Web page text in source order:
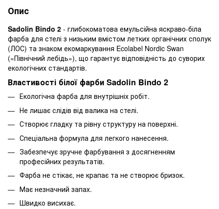
Опис
Sadolin Bindo 2 - глибокоматова емульсійна яскраво-біла
фарба для стелі з низьким вмістом летких органічних сполук
(ЛОС) та знаком екомаркування Ecolabel Nordic Swan
(«Північний лебідь»), що гарантує відповідність до суворих
екологічних стандартів.
Властивості білої фарби Sadolin Bindo 2
Екологічна фарба для внутрішніх робіт.
Не лишає слідів від валика на стелі.
Створює гладку та рівну структуру на поверхні.
Спеціальна формула для легкого нанесення.
Забезпечує зручне фарбування з досягненням
професійних результатів.
Фарба не стікає, не крапає та не створює бризок.
Має незначний запах.
Швидко висихає.